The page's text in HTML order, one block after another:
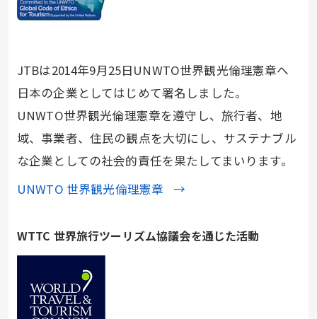
JTBは2014年9月25日UNWTO世界観光倫理憲章へ
日本の企業としてはじめて署名しました。
UNWTO世界観光倫理憲章を遵守し、旅行者、地
域、事業者、住民の観点を大切にし、サステナブル
な企業としての社会的責任を果たしてまいります。
UNWTO 世界観光倫理憲章
WTTC 世界旅行ツーリズム協議会を通じた活動